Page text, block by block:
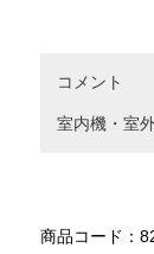
コメント
室内機・室
商品コード：